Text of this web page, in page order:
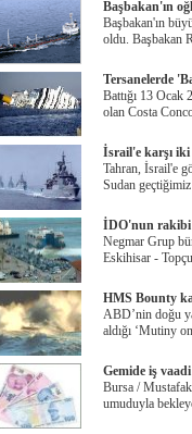
Başbakan'ın
Başbakan'ın
oldu. Başbakan
Tersanelerde
Battığı 13
olan Costa
İsrail'e karşı iki
Tahran, İsrail'e
Sudan
İDO'nun rakibi
Negmar Grup
Eskihisar -
HMS Bounty
ABD’nin doğu
aldığı ‘Mutiny
Gemide iş
Bursa /
umuduyla